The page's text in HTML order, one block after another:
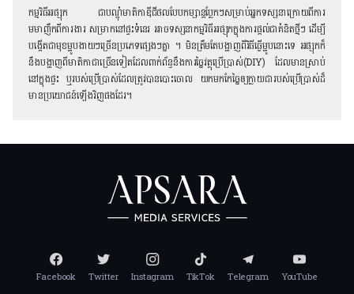
កម្មវិធីអផ្សុក ជាបណ្ដុំមាតិកាឌីជីថលបែបកម្សាន្ដប្លែកៗសម្រាប់អ្នកទស្សនាក្រោយពីការ
មមាញឹកពីការងារ សម្រាកនៅផ្ទះទំនេរ អាចទស្សនាកម្មវិធីអផ្សុកក្នុងការផ្ដល់ជាគំនិតថ្មីៗ ដើម្បី
បង្កើតជាមុខម្ហូបងាយៗច្រើនប្រភេទផ្សេងៗគ្នា ។ មិនត្រឹមតែបង្ហាញពីវិធីធ្វើម្ហូបនោះទេ អផ្សុកក៏
នឹងបង្ហាញពីមាតិកាជាច្រើនទៀតដែលពាក់ព័ន្ធនឹងការច្នៃវត្ថុប្រើប្រាស់(DIY) ដែលមានស្រាប់
នៅក្នុងផ្ទះ ឬរបស់ប្រើប្រាស់ដែលត្រូវបានបោះចោល យកមកកែច្នៃឲ្យក្លាយជារបស់ប្រើប្រាស់ដ៏
មានប្រយោជន៍ឡើងវិញផងដែរ។
Facebook Twitter Instagram TikTok Telegram YouTube